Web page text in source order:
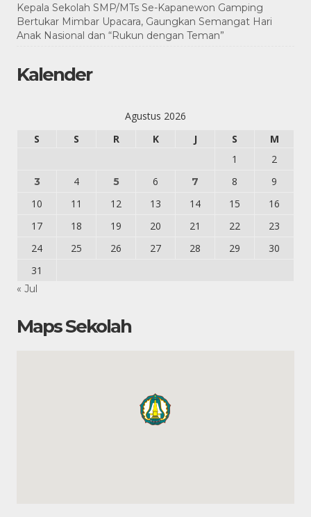
Kepala Sekolah SMP/MTs Se-Kapanewon Gamping
Bertukar Mimbar Upacara, Gaungkan Semangat Hari
Anak Nasional dan “Rukun dengan Teman”
Kalender
Agustus 2026
S
S R K J S
M
1
2
3 4 5 6 7 8
9
10
11 12 13 14 15
16
17
18 19 20 21 22
23
24
25 26 27 28 29
30
31
« Jul
Maps Sekolah